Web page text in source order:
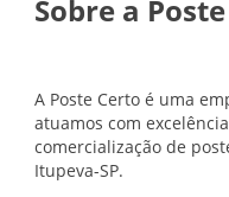
Sobre a
A Poste Certo é uma
atuamos com
comercialização de
Itupeva-SP.